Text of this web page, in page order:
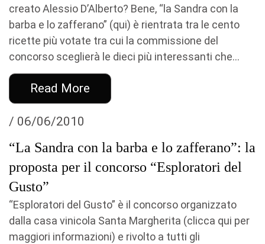
creato Alessio D’Alberto? Bene, “la Sandra con la
barba e lo zafferano” (qui) è rientrata tra le cento
ricette più votate tra cui la commissione del
concorso sceglierà le dieci più interessanti che...
Read More
/ 06/06/2010
“La Sandra con la barba e lo zafferano”: la
proposta per il concorso “Esploratori del
Gusto”
“Esploratori del Gusto” è il concorso organizzato
dalla casa vinicola Santa Margherita (clicca qui per
maggiori informazioni) e rivolto a tutti gli